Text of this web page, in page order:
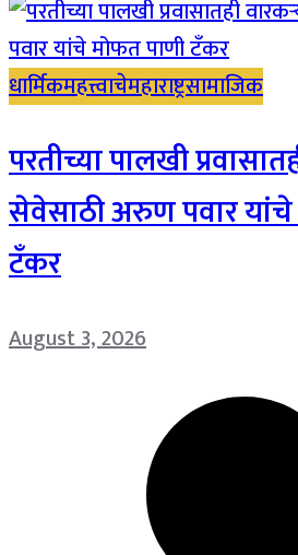
धार्मिकमहत्त्वाचेमहाराष्ट्रसामाजिक
परतीच्या पालखी
सेवेसाठी अरुण पवार
टँकर
August 3, 2026